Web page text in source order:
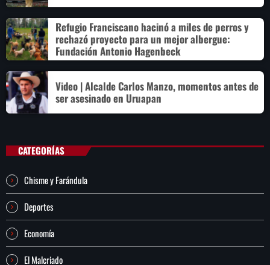
Refugio Franciscano hacinó a miles de perros y
rechazó proyecto para un mejor albergue:
Fundación Antonio Hagenbeck
Video | Alcalde Carlos Manzo, momentos antes de
ser asesinado en Uruapan
CATEGORÍAS
Chisme y Farándula
Deportes
Economía
El Malcriado